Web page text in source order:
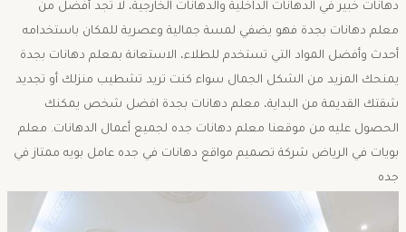
دهانات خبير في الدهانات الداخلية والدهانات الخارجية، لا تجد أفضل من
معلم دهانات بجدة فهو يضفي لمسة جمالية وعصرية للمكان باستخدامه
أحدث وأفضل المواد التي تستخدم للطلاء، الاستعانة بمعلم دهانات بجدة
يمنحك المزيد من الشكل الجمال سواء كنت تريد تشطيب منزلك أو تجديد
شقتك القديمة من البداية، معلم دهانات بجدة افضل شخص يمكنك
الحصول عليه من موقعنا معلم دهانات جده لجميع أعمال الدهانات. معلم
بويات في الرياض شركة تصميم مواقع دهانات في جده عامل بويه ممتاز في
جده